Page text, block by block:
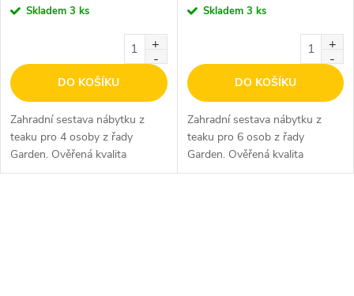
Skladem 3 ks
DO KOŠÍKU
Zahradní sestava nábytku z
teaku pro 4 osoby z řady
Garden. Ověřená kvalita
exotické dřeviny teak.
Skladem 3 ks
DO KOŠÍKU
Zahradní sestava nábytku z
teaku pro 6 osob z řady
Garden. Ověřená kvalita
exotické dřeviny teak.